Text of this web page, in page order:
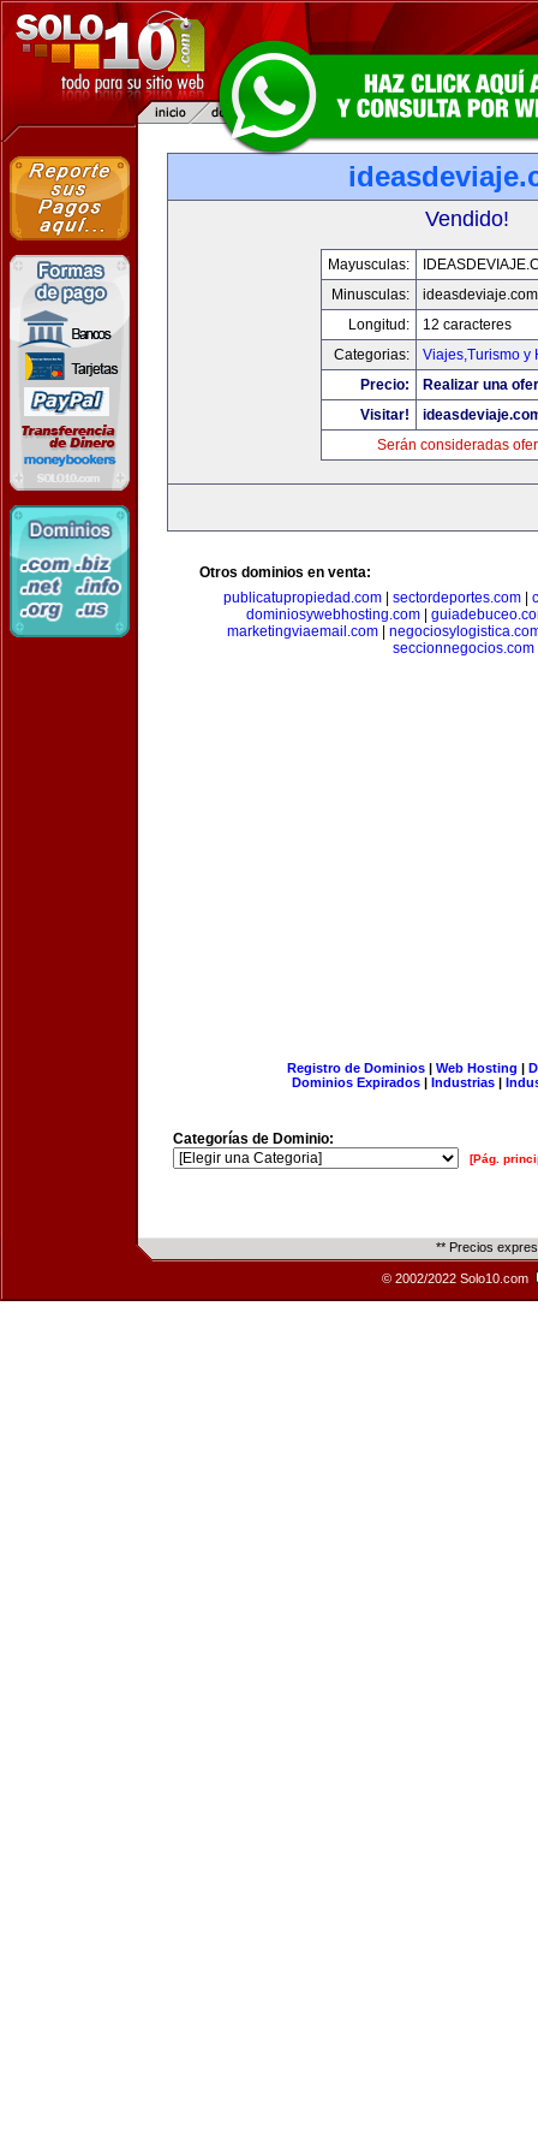
Vendido!
Mayusculas:
Minusculas:
ideasdeviaje.com
Longitud:
12 caracteres
Categorias:
Viajes,Turismo y
Precio:
Realizar una
Visitar!
Serán consideradas
Otros dominios en venta:
publicatupropiedad.com
sectordeportes.com
dominiosywebhosting.com|
marketingviaemail.com|
seccionnegocios.com
Registro de Dominios| Web Hosting |
Dominios Expirados | Industrias |
Categorías de Dominio:
[Pág.
** Precios
© 2002/2022 Solo10.com